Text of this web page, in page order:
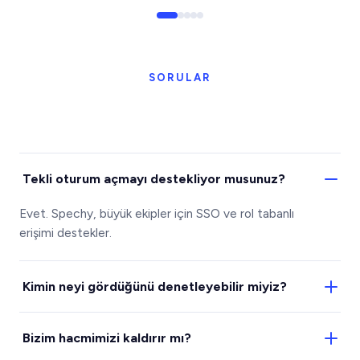
SORULAR
Tekli oturum açmayı destekliyor musunuz?
Evet. Spechy, büyük ekipler için SSO ve rol tabanlı
erişimi destekler.
Kimin neyi gördüğünü denetleyebilir miyiz?
Bizim hacmimizi kaldırır mı?